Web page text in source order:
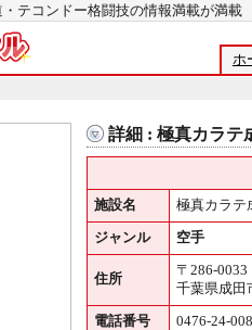
・テコンドー格闘技の情報満載が
ホ
詳細 : 極真カラテ
施設名 極真カラテ
ジャンル 空手
住所
〒286-0033
千葉県成田
電話番号 0476-24-